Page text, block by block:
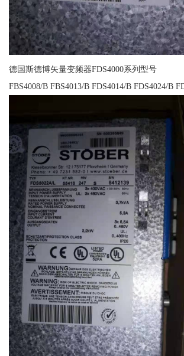
德国斯德博矢量变频器FDS4000系列型号
FBS4008/B FBS4013/B FDS4014/B FDS4024/B